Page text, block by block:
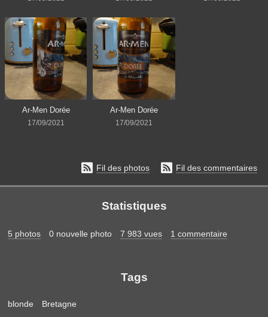
Ar-Men Dorée
17/09/2021
Ar-Men Dorée
17/09/2021
 Fil des photos  Fil des commentaires
Statistiques
5 photos 0 nouvelle photo 7 983 vues 1 commentaire
Tags
blonde Bretagne